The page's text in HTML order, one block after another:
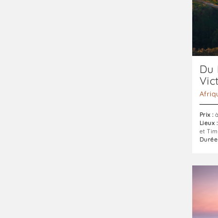
du
Du
Prix :
Lieux :
et